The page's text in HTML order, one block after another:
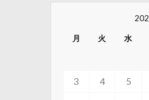
月 火 水
3
4 5